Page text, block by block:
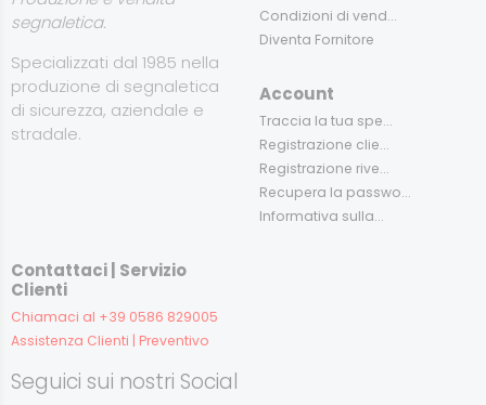
segnaletica.
Specializzati dal 1985 nella
produzione di segnaletica
di sicurezza, aziendale e
stradale.
Condizioni di vend...
Diventa Fornitore
Account
Traccia la tua spe...
Registrazione clie...
Registrazione rive...
Recupera la passwo...
Informativa sulla...
Contattaci | Servizio
Clienti
Chiamaci al +39 0586 829005
Assistenza Clienti | Preventivo
Seguici sui nostri Social